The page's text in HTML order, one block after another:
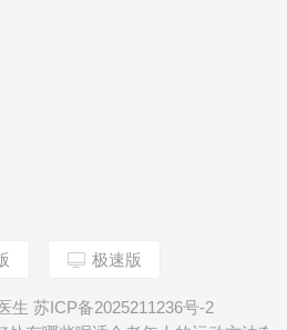
极速版
生 苏ICP备2025211236号-2